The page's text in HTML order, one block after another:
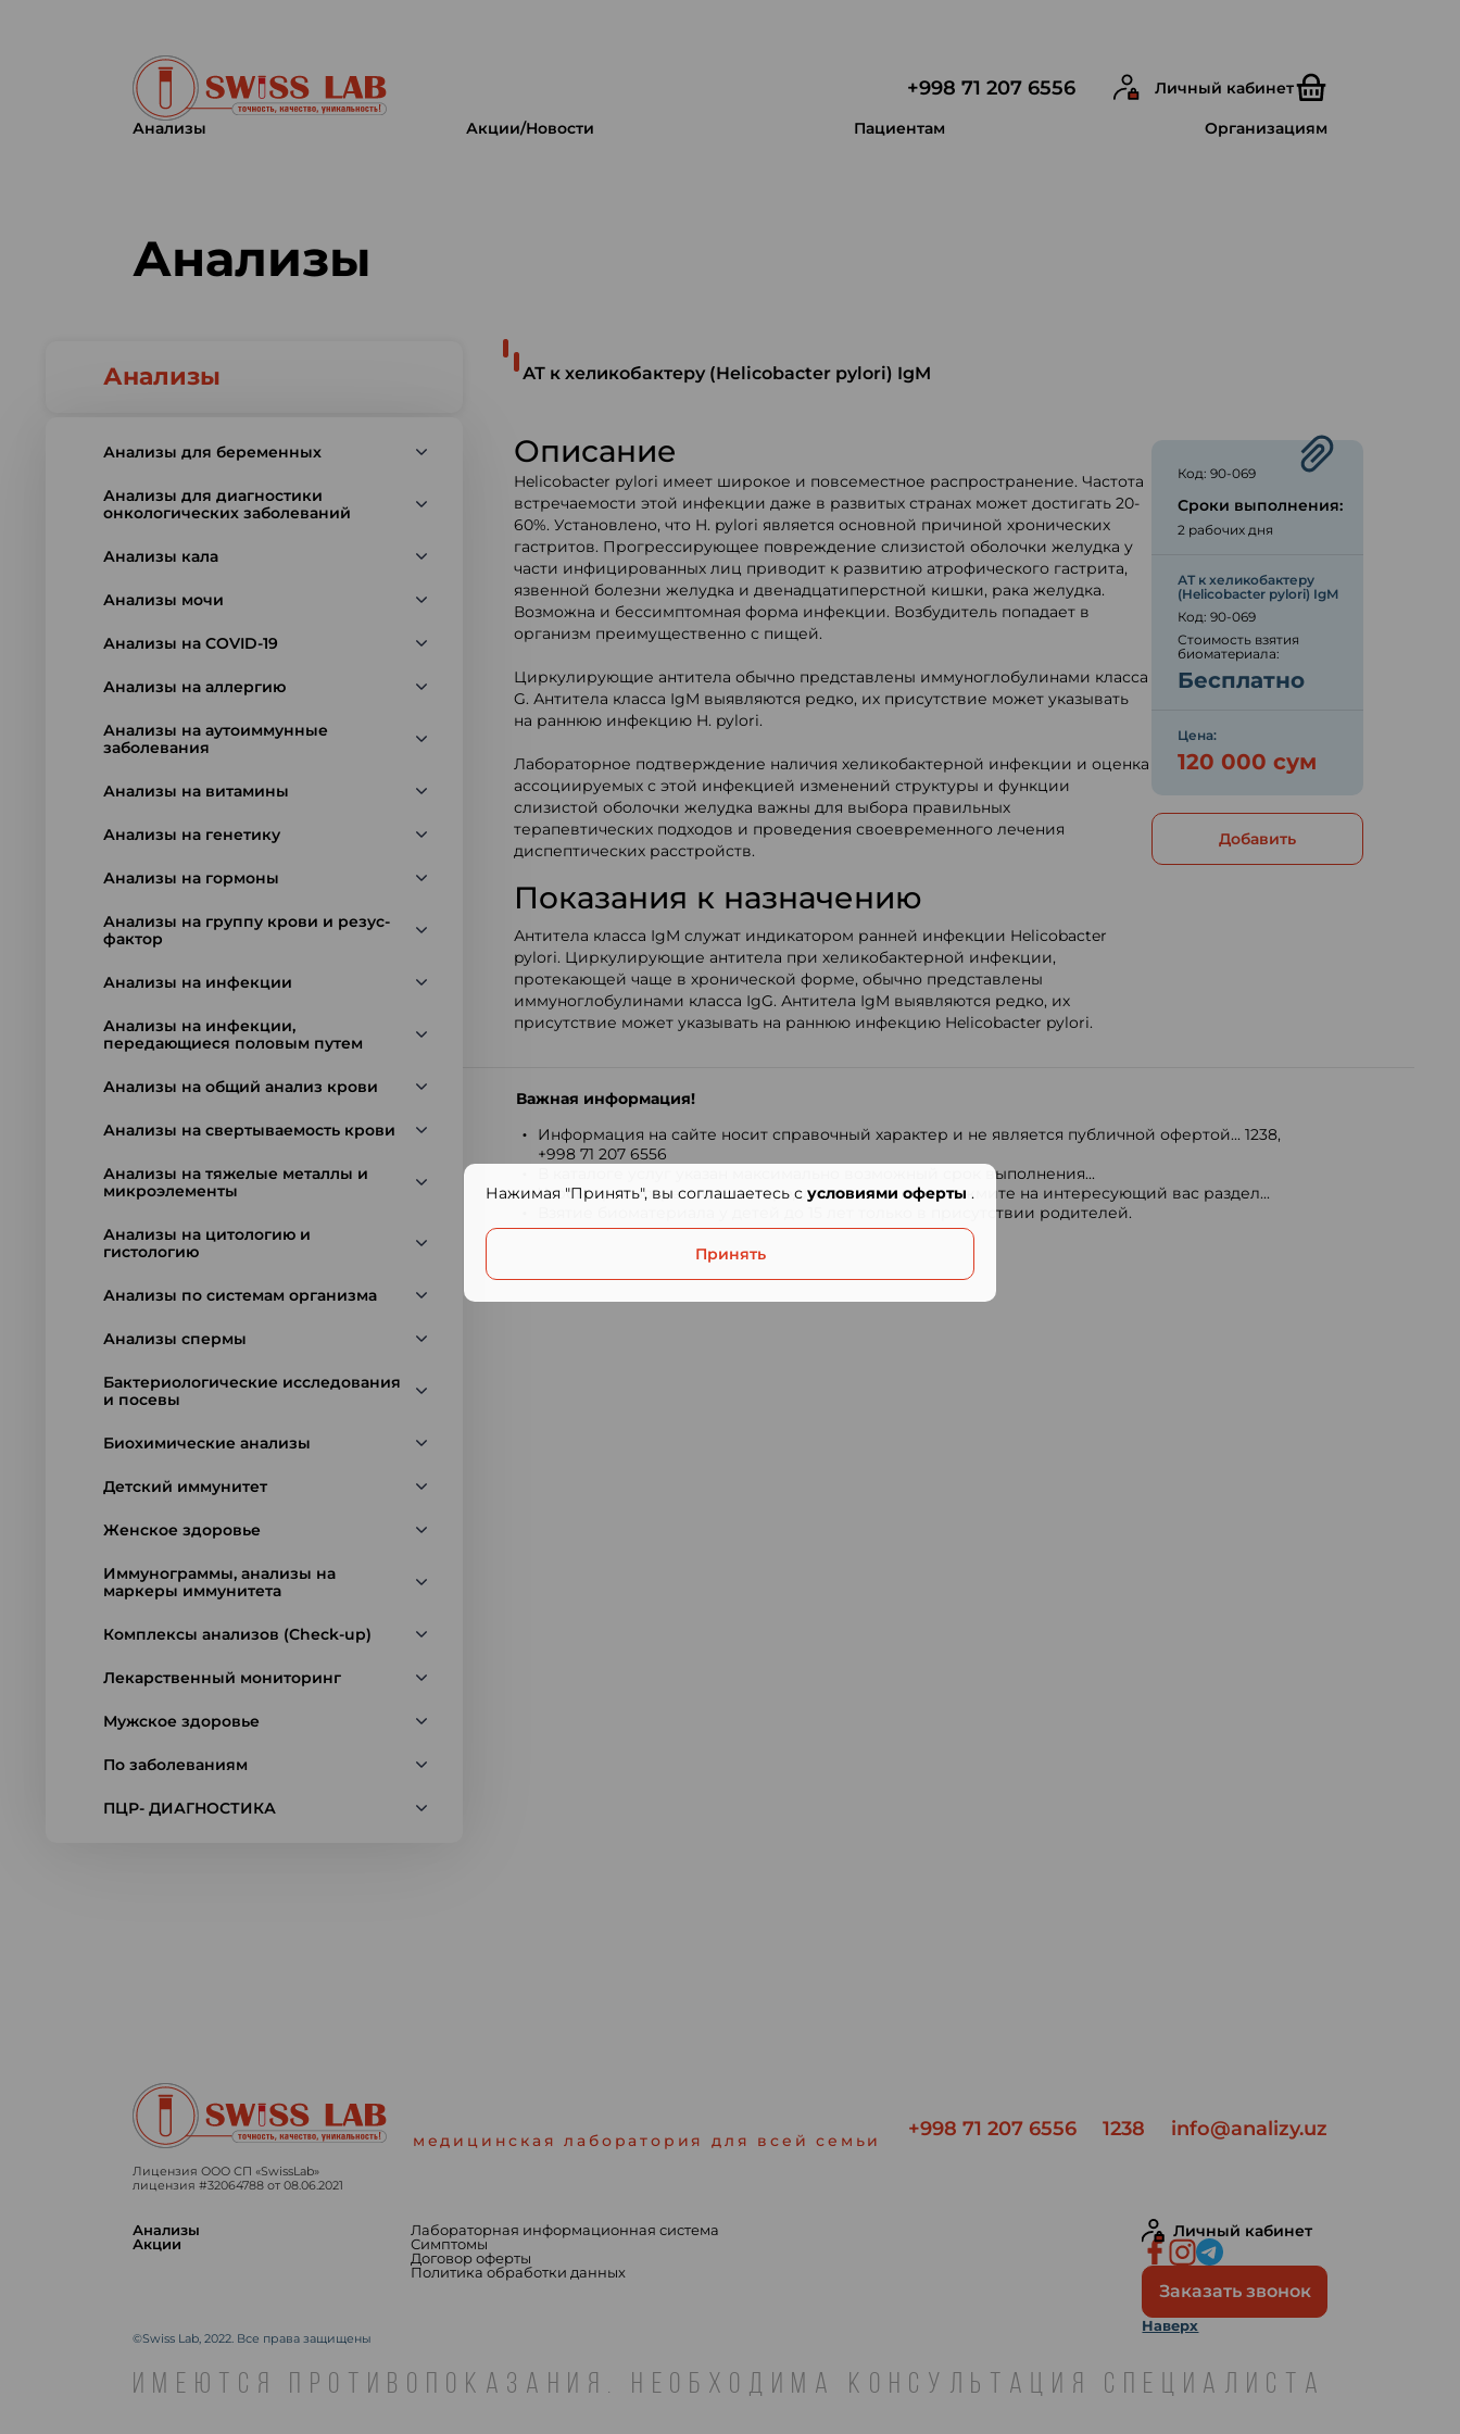
+998 71 207 6556 Личный кабинет
Анализы Акции/Новости Пациентам Организациям
Анализы
Анализы
Анализы для беременных
Анализы для диагностики
онкологических заболеваний
Анализы кала
Анализы мочи
Анализы на COVID-19
Анализы на аллергию
Анализы на аутоиммунные
заболевания
Анализы на витамины
Анализы на генетику
Анализы на гормоны
Анализы на группу крови и резус-
фактор
Анализы на инфекции
Анализы на инфекции,
передающиеся половым путем
Анализы на общий анализ крови
Анализы на свертываемость крови
Анализы на тяжелые металлы и
микроэлементы
Анализы на цитологию и
гистологию
Анализы по системам организма
Анализы спермы
Бактериологические исследования
и посевы
Биохимические анализы
Детский иммунитет
Женское здоровье
Иммунограммы, анализы на
маркеры иммунитета
Комплексы анализов (Check-up)
Лекарственный мониторинг
Мужское здоровье
По заболеваниям
ПЦР- ДИАГНОСТИКА
АТ к хеликобактеру (Helicobacter pylori) IgM
Описание
Helicobacter pylori имеет широкое и повсеместное распространение. Частота
встречаемости этой инфекции даже в развитых странах может достигать 20-
60%. Установлено, что H. pylori является основной причиной хронических
гастритов. Прогрессирующее повреждение слизистой оболочки желудка у
части инфицированных лиц приводит к развитию атрофического гастрита,
язвенной болезни желудка и двенадцатиперстной кишки, рака желудка.
Возможна и бессимптомная форма инфекции. Возбудитель попадает в
организм преимущественно с пищей.
Циркулирующие антитела обычно представлены иммуноглобулинами класса
G. Антитела класса IgM выявляются редко, их присутствие может указывать
на раннюю инфекцию H. pylori.
Лабораторное подтверждение наличия хеликобактерной инфекции и оценка
ассоциируемых с этой инфекцией изменений структуры и функции
слизистой оболочки желудка важны для выбора правильных
терапевтических подходов и проведения своевременного лечения
диспептических расстройств.
Показания к назначению
Антитела класса IgM служат индикатором ранней инфекции Helicobacter
pylori. Циркулирующие антитела при хеликобактерной инфекции,
протекающей чаще в хронической форме, обычно представлены
иммуноглобулинами класса IgG. Антитела IgM выявляются редко, их
присутствие может указывать на раннюю инфекцию Helicobacter pylori.
Код: 90-069
Сроки выполнения:
2 рабочих дня
АТ к хеликобактеру
(Helicobacter pylori) IgM
Код: 90-069
Стоимость взятия
биоматериала:
Бесплатно
Цена:
120 000 сум
Добавить
Важная информация!
Информация на сайте носит справочный характер и не является публичной офертой... 1238,
+998 71 207 6556
В каталоге услуг указан максимально возможный срок выполнения...
Чтобы просмотреть список предлагаемых тестов, нажмите на интересующий вас раздел...
Взятие биоматериала у детей до 15 лет только в присутствии родителей.
Нажимая "Принять", вы соглашаетесь с условиями оферты .
Принять
медицинская лаборатория для всей семьи +998 71 207 6556 1238 info@analizy.uz
Лицензия ООО СП «SwissLab»
лицензия #32064788 от 08.06.2021
Анализы
Акции
Лабораторная информационная система
Симптомы
Договор оферты
Политика обработки данных
Личный кабинет
Заказать звонок
Наверх
©Swiss Lab, 2022. Все права защищены
ИМЕЮТСЯ ПРОТИВОПОКАЗАНИЯ. НЕОБХОДИМА КОНСУЛЬТАЦИЯ СПЕЦИАЛИСТА